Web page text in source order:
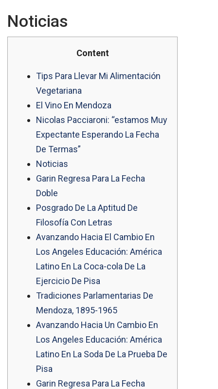
Noticias
Content
Tips Para Llevar Mi Alimentación
Vegetariana
El Vino En Mendoza
Nicolas Pacciaroni: “estamos Muy
Expectante Esperando La Fecha
De Termas”
Noticias
Garin Regresa Para La Fecha
Doble
Posgrado De La Aptitud De
Filosofía Con Letras
Avanzando Hacia El Cambio En
Los Angeles Educación: América
Latino En La Coca-cola De La
Ejercicio De Pisa
Tradiciones Parlamentarias De
Mendoza, 1895-1965
Avanzando Hacia Un Cambio En
Los Angeles Educación: América
Latino En La Soda De La Prueba De
Pisa
Garin Regresa Para La Fecha